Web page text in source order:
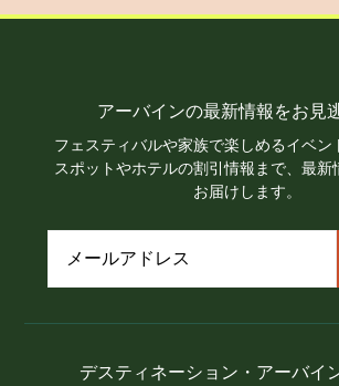
デスティネーション・アーバイ
アーバインの最新情報をお見
フェスティバルや家族で楽しめるイベン
スポットやホテルの割引情報まで、最新
お届けします。